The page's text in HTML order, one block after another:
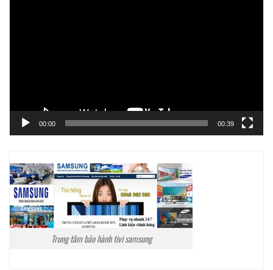
00:00 00:39
Trung tâm bảo hành tivi samsung